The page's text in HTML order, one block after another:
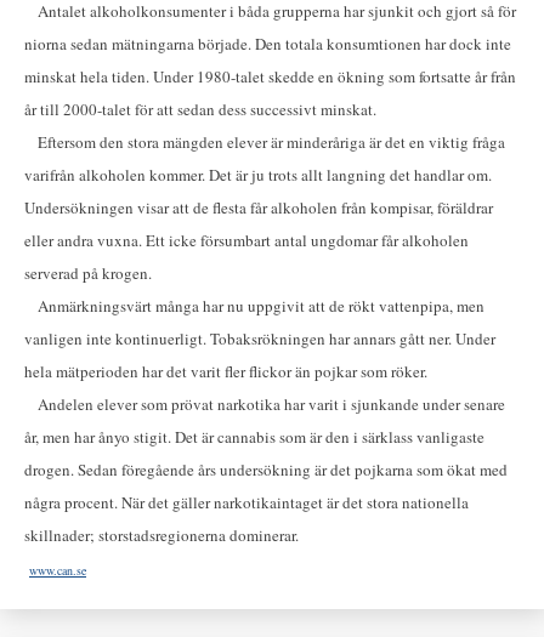
Antalet alkoholkonsumenter i båda grupperna har sjunkit och gjort så för
niorna sedan mätningarna började. Den totala konsumtionen har dock inte
minskat hela tiden. Under 1980-talet skedde en ökning som fortsatte år från
år till 2000-talet för att sedan dess successivt minskat.
Eftersom den stora mängden elever är minderåriga är det en viktig fråga
varifrån alkoholen kommer. Det är ju trots allt langning det handlar om.
Undersökningen visar att de flesta får alkoholen från kompisar, föräldrar
eller andra vuxna. Ett icke försumbart antal ungdomar får alkoholen
serverad på krogen.
Anmärkningsvärt många har nu uppgivit att de rökt vattenpipa, men
vanligen inte kontinuerligt. Tobaksrökningen har annars gått ner. Under
hela mätperioden har det varit fler flickor än pojkar som röker.
Andelen elever som prövat narkotika har varit i sjunkande under senare
år, men har ånyo stigit. Det är cannabis som är den i särklass vanligaste
drogen. Sedan föregående års undersökning är det pojkarna som ökat med
några procent. När det gäller narkotikaintaget är det stora nationella
skillnader; storstadsregionerna dominerar.
www.can.se